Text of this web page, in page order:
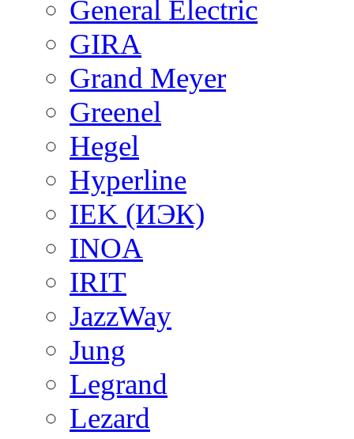
General Electric
GIRA
Grand Meyer
Greenel
Hegel
Hyperline
IEK (ИЭК)
INOA
IRIT
JazzWay
Jung
Legrand
Lezard